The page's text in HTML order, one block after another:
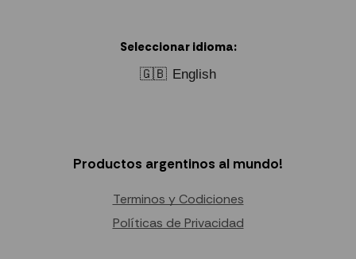
Seleccionar idioma:
🇬🇧 English
Productos argentinos al mundo!
Terminos y Codiciones
Políticas de Privacidad